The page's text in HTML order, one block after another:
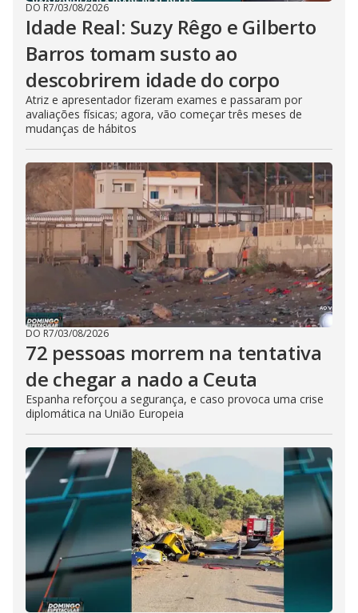
DO R7/03/08/2026
Idade Real: Suzy Rêgo e Gilberto
Barros tomam susto ao
descobrirem idade do corpo
Atriz e apresentador fizeram exames e passaram por
avaliações físicas; agora, vão começar três meses de
mudanças de hábitos
DO R7/03/08/2026
72 pessoas morrem na tentativa
de chegar a nado a Ceuta
Espanha reforçou a segurança, e caso provoca uma crise
diplomática na União Europeia